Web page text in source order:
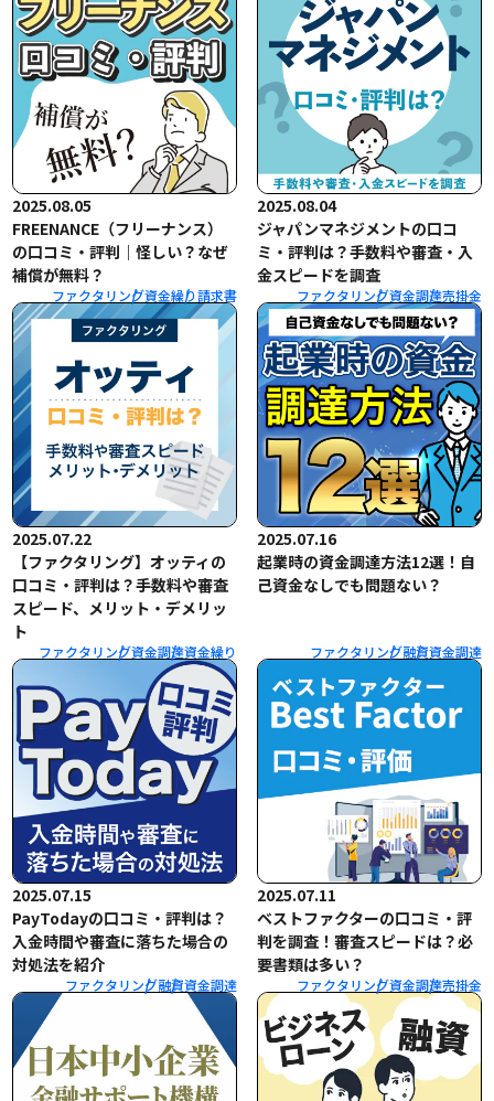
2025.08.05
FREENANCE（フリーナンス）
の口コミ・評判｜怪しい？なぜ
補償が無料？
ファクタリング資金繰り請求書
2025.08.04
ジャパンマネジメントの口コ
ミ・評判は？手数料や審査・入
金スピードを調査
ファクタリング資金調達売掛金
2025.07.22
【ファクタリング】オッティの
口コミ・評判は？手数料や審査
スピード、メリット・デメリッ
ト
ファクタリング資金調達資金繰り
2025.07.16
起業時の資金調達方法12選！自
己資金なしでも問題ない？
ファクタリング融資資金調達
2025.07.15
PayTodayの口コミ・評判は？
入金時間や審査に落ちた場合の
対処法を紹介
ファクタリング融資資金調達
2025.07.11
ベストファクターの口コミ・評
判を調査！審査スピードは？必
要書類は多い？
ファクタリング資金調達売掛金